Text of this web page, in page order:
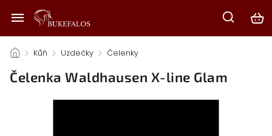
/ Kůň / Uzdečky / Čelenky
Čelenka Waldhausen X-line Glam